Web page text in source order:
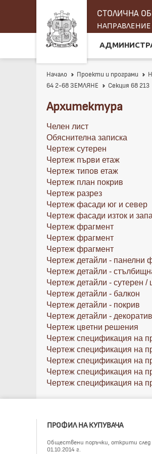
СТОЛИЧНА
Начало Проекти и програми
64 2-68 ЗЕМЛЯНЕ
Секция 68 213
Архитектура
Челен лист
Обяснителна записка
Чертеж сутерен
Чертеж първи етаж
Чертеж типов етаж
Чертеж план покрив
Чертеж разрез
Чертеж фасади юг и север
Чертеж фасади изток и
Чертеж фрагмент
Чертеж фрагмент
Чертеж фрагмент
Чертеж детайли - панелни
Чертеж детайли -
Чертеж детайли - сутерен /
Чертеж детайли - балкон
Чертеж детайли - покрив
Чертеж детайли -
Чертеж цветни решения
Чертеж спецификация на
Чертеж спецификация на
Чертеж спецификация на
Чертеж спецификация на
Чертеж спецификация на
ПРОФИЛ НА КУПУВАЧА
Обществени поръчки, открити след
01.10.2014 г.